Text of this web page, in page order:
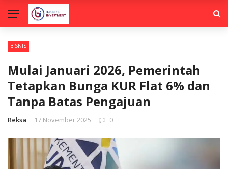
BISNIS
Mulai Januari 2026, Pemerintah
Tetapkan Bunga KUR Flat 6% dan
Tanpa Batas Pengajuan
Reksa 17 November 2025 0